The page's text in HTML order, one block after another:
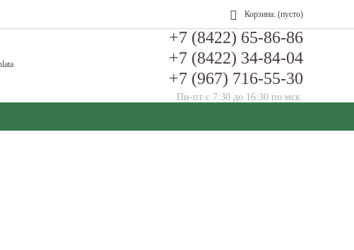
Корзина: (пусто)
+7 (8422) 65-86-86
+7 (8422) 34-84-04
+7 (967) 716-55-30
Пн-пт с 7:30 до 16:30 по мск.